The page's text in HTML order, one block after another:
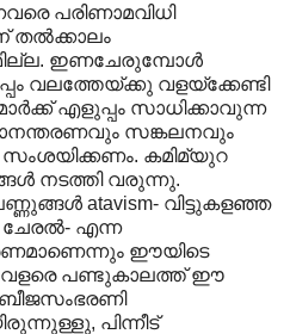
പരിണാമവിധി
തല്‍ക്കാലം
ഇണചേരുമ്പോള്‍
വലത്തേയ്ക്കു വളയ്ക്കേണ്ടി
എളുപ്പം സാധിക്കാവുന്ന
സങ്കലനവും
കമിമ്യുറ
നടത്തി വരുന്നു.
atavism- വിട്ടുകളഞ്ഞ
ചേരല്‍- എന്ന
ഈയിടെ
വളരെ പണ്ടുകാലത്ത് ഈ
പിന്നീട്